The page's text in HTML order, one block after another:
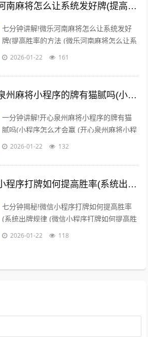
七分钟讲解!微乐河南麻将怎么让系统发好牌(提高胜率的方法)
七分钟讲解!微乐河南麻将怎么让系统发好
牌(提高胜率的方法 (微乐河南麻将怎么让系
统发好牌 手机打牌辅助是一款可以让一直
2026-01-22 161
一分钟讲解!开心泉州麻将小程序的牌有猫腻吗(小程序怎么才会赢)
一分钟讲解!开心泉州麻将小程序的牌有猫
腻吗(小程序怎么才会赢 (开心泉州麻将小程
序的牌有猫腻吗 手机打牌辅助是一款可以
2026-01-22 132
七分钟揭秘!微信小程序打牌如何提高胜率(系统出牌规律)
七分钟揭秘!微信小程序打牌如何提高胜率
(系统出牌规律 (微信小程序打牌如何提高胜
率 手机打牌辅助是一款可以让一直输的玩
2026-01-22 118